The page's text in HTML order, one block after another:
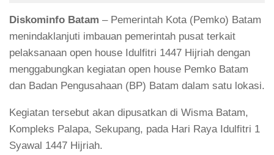
Diskominfo Batam – Pemerintah Kota (Pemko) Batam
menindaklanjuti imbauan pemerintah pusat terkait
pelaksanaan open house Idulfitri 1447 Hijriah dengan
menggabungkan kegiatan open house Pemko Batam
dan Badan Pengusahaan (BP) Batam dalam satu lokasi.
Kegiatan tersebut akan dipusatkan di Wisma Batam,
Kompleks Palapa, Sekupang, pada Hari Raya Idulfitri 1
Syawal 1447 Hijriah.